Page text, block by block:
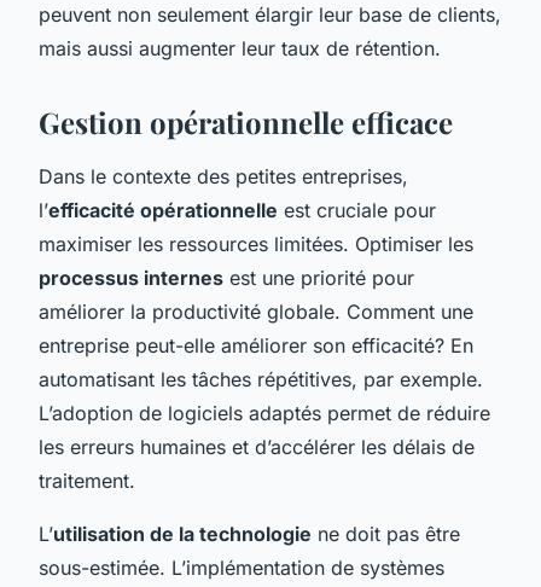
peuvent non seulement élargir leur base de clients,
mais aussi augmenter leur taux de rétention.
Gestion opérationnelle efficace
Dans le contexte des petites entreprises,
l’efficacité opérationnelle est cruciale pour
maximiser les ressources limitées. Optimiser les
processus internes est une priorité pour
améliorer la productivité globale. Comment une
entreprise peut-elle améliorer son efficacité? En
automatisant les tâches répétitives, par exemple.
L’adoption de logiciels adaptés permet de réduire
les erreurs humaines et d’accélérer les délais de
traitement.
L’utilisation de la technologie ne doit pas être
sous-estimée. L’implémentation de systèmes